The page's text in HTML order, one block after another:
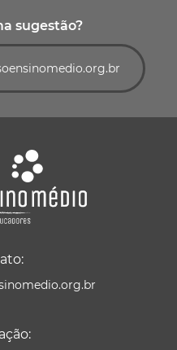
sugestão?